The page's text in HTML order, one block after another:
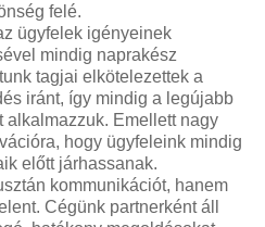
felé.
ügyfelek igényeinek
mindig naprakész
tagjai elkötelezettek a
iránt, így mindig a legújabb
alkalmazzuk. Emellett nagy
hogy ügyfeleink mindig
előtt járhassanak.
kommunikációt, hanem
Cégünk partnerként áll